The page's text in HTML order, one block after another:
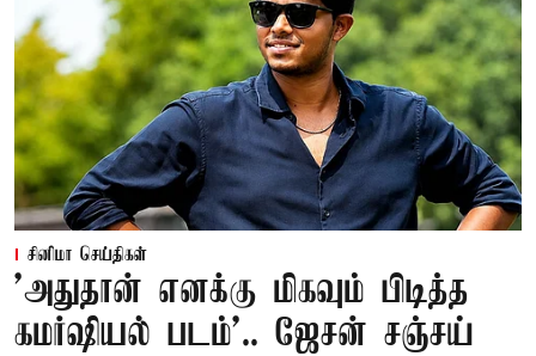
சினிமா செய்திகள்
'அதுதான் எனக்கு மிகவும் பிடித்த
கமர்ஷியல் படம்'.. ஜேசன் சஞ்சய்